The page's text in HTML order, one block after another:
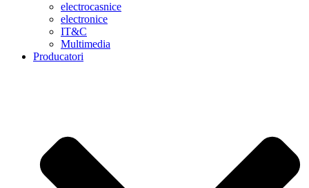
electrocasnice
electronice
IT&C
Multimedia
Producatori